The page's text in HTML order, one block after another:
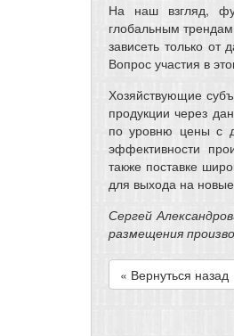
На наш взгляд,
глобальным
зависеть только
Вопрос участия в
Хозяйствующие
продукции через
по уровню цены с
эффективности
также поставке
для выхода на
Сергей
размещения
« Вернуться назад